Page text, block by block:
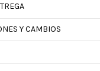
Y CAMBIOS